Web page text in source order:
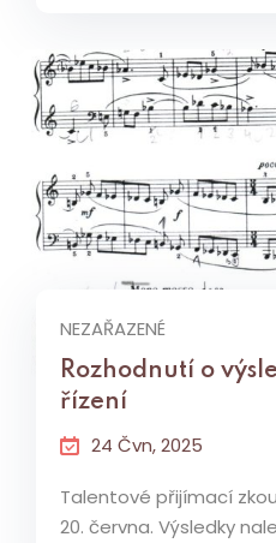
NEZAŘAZENÉ
Rozhodnutí o
řízení
24 Čvn, 2025
Talentové přijímací
20. června. Výsledky